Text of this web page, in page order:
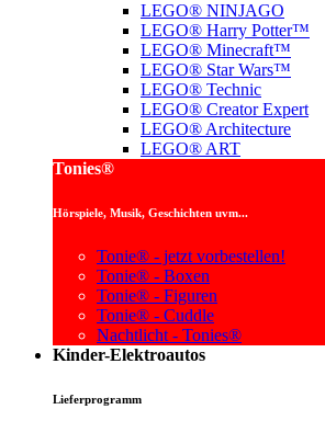
LEGO® NINJAGO
LEGO® Harry Potter™
LEGO® Minecraft™
LEGO® Star Wars™
LEGO® Technic
LEGO® Creator Expert
LEGO® Architecture
LEGO® ART
Tonies®
Hörspiele, Musik, Geschichten uvm...
Tonie® - jetzt vorbestellen!
Tonie® - Boxen
Tonie® - Figuren
Tonie® - Cuddle
Nachtlicht - Tonies®
Kinder-Elektroautos
Lieferprogramm